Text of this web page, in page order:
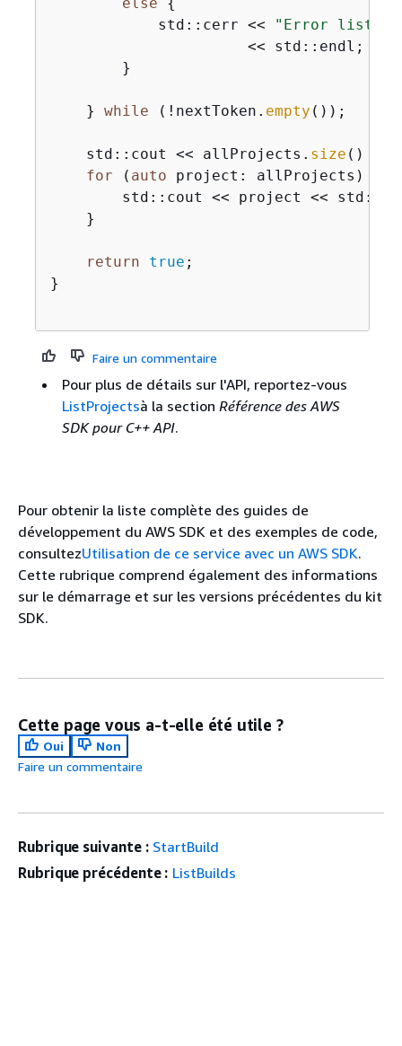
            std::cerr <<
"Error
                      << std::endl;
        }
    }
while (!nextToken. empty ());
    std::cout << allProjects.
size () <<
for ( auto project: allProjects)
std::cout << project <<
    }
return true ;
}
Faire un commentaire
Pour plus de détails sur l'API, reportez-vous
ListProjectsà la section Référence des AWS
SDK pour C++ API.
Pour obtenir la liste complète des guides de
développement du AWS SDK et des exemples de code,
consultezUtilisation de ce service avec un AWS SDK.
Cette rubrique comprend également des informations
sur le démarrage et sur les versions précédentes du kit
SDK.
Cette page vous a-t-elle été utile ?
Oui
Non
Faire un commentaire
Rubrique suivante : StartBuild
Rubrique précédente : ListBuilds